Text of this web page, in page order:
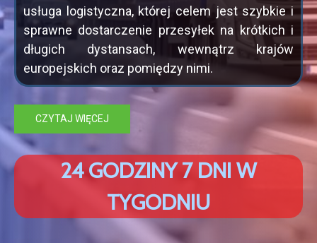
usługa logistyczna, której celem jest szybkie i
sprawne dostarczenie przesyłek na krótkich i
długich dystansach, wewnątrz krajów
europejskich oraz pomiędzy nimi.
CZYTAJ WIĘCEJ
24 GODZINY 7 DNI W
TYGODNIU